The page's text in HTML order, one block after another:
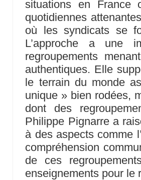
situations en France
quotidiennes
où les syndicats se
L’approche a une
regroupements
authentiques. Elle
le terrain du monde
unique » bien rodées,
dont des
Philippe Pignarre a
à des aspects comme
compréhension
de ces
enseignements pour le